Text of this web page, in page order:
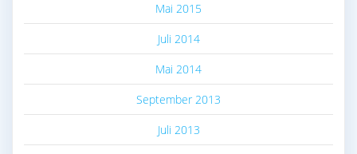
Mai 2015
Juli 2014
Mai 2014
September 2013
Juli 2013